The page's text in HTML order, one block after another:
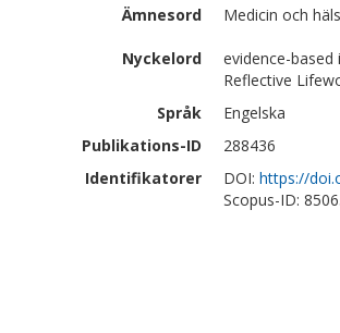
Ämnesord
Medicin och
Nyckelord
evidence-
Reflective
Språk
Engelska
Publikations-ID
288436
Identifikatorer
DOI: https://
Scopus-ID: